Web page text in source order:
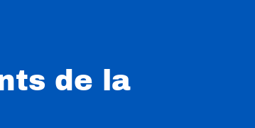
de la